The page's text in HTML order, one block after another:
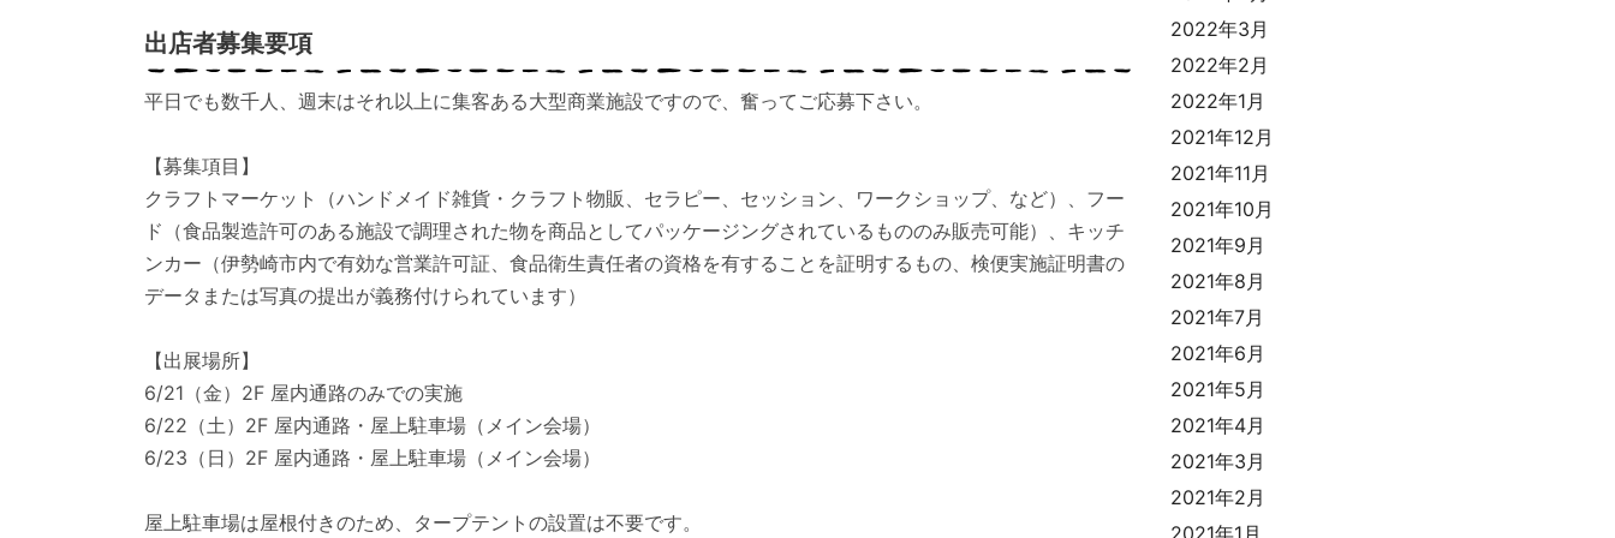
出店者募集要項
平日でも数千人、週末はそれ以上に集客ある大型商業施設ですので、奮ってご応募下さい。
【募集項目】
クラフトマーケット（ハンドメイド雑貨・クラフト物販、セラピー、セッション、ワークショップ、など）、フー
ド（食品製造許可のある施設で調理された物を商品としてパッケージングされているもののみ販売可能）、キッチ
ンカー（伊勢崎市内で有効な営業許可証、食品衛生責任者の資格を有することを証明するもの、検便実施証明書の
データまたは写真の提出が義務付けられています）
【出展場所】
6/21（金）2F 屋内通路のみでの実施
6/22（土）2F 屋内通路・屋上駐車場（メイン会場）
6/23（日）2F 屋内通路・屋上駐車場（メイン会場）
屋上駐車場は屋根付きのため、タープテントの設置は不要です。
2022年3月
2022年2月
2022年1月
2021年12月
2021年11月
2021年10月
2021年9月
2021年8月
2021年7月
2021年6月
2021年5月
2021年4月
2021年3月
2021年2月
2021年1月